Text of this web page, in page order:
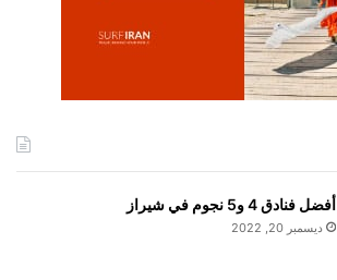
أفضل فنادق 4 و5 نجوم في شيراز
ديسمبر 20, 2022